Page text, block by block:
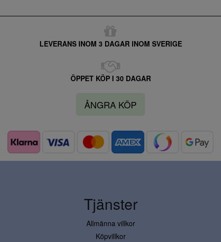
LEVERANS INOM 3 DAGAR INOM SVERIGE
ÖPPET KÖP I 30 DAGAR
ÅNGRA KÖP
Tjänster
Allmänna villkor
Köpvillkor